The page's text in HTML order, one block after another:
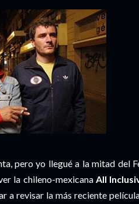
pero yo llegué a la mitad del
la chileno-mexicana All
a revisar la más reciente